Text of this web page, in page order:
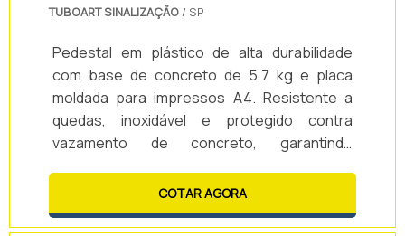
TUBOART SINALIZAÇÃO / SP
Pedestal em plástico de alta durabilidade
com base de concreto de 5,7 kg e placa
moldada para impressos A4. Resistente a
quedas, inoxidável e protegido contra
vazamento de concreto, garantindo
informações de forma prática e visualmente
superior, mesmo em ambientes externos.
COTAR AGORA